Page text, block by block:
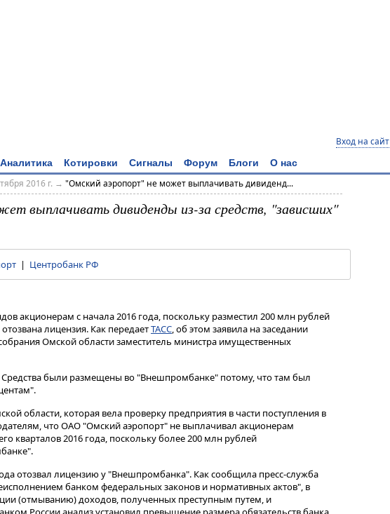
Вход на сайт
Аналитика Котировки Сигналы Форум Блоги О нас
2016 г. → "Омский аэропорт" не может выплачивать дивиденд...
выплачивать дивиденды из-за средств, "зависших"
| Центробанк РФ
акционерам с начала 2016 года, поскольку разместил 200 млн рублей
лицензия. Как передаетТАСС, об этом заявила на заседании
Омской области заместитель министра имущественных
Средства были размещены во "Внешпромбанке" потому, что там был
области, которая вела проверку предприятия в части поступления в
что ОАО "Омский аэропорт" не выплачивал акционерам
кварталов 2016 года, поскольку более 200 млн рублей
отозвал лицензию у "Внешпромбанка". Как сообщила пресс-служба
банком федеральных законов и нормативных актов", в
(отмыванию) доходов, полученных преступным путем, и